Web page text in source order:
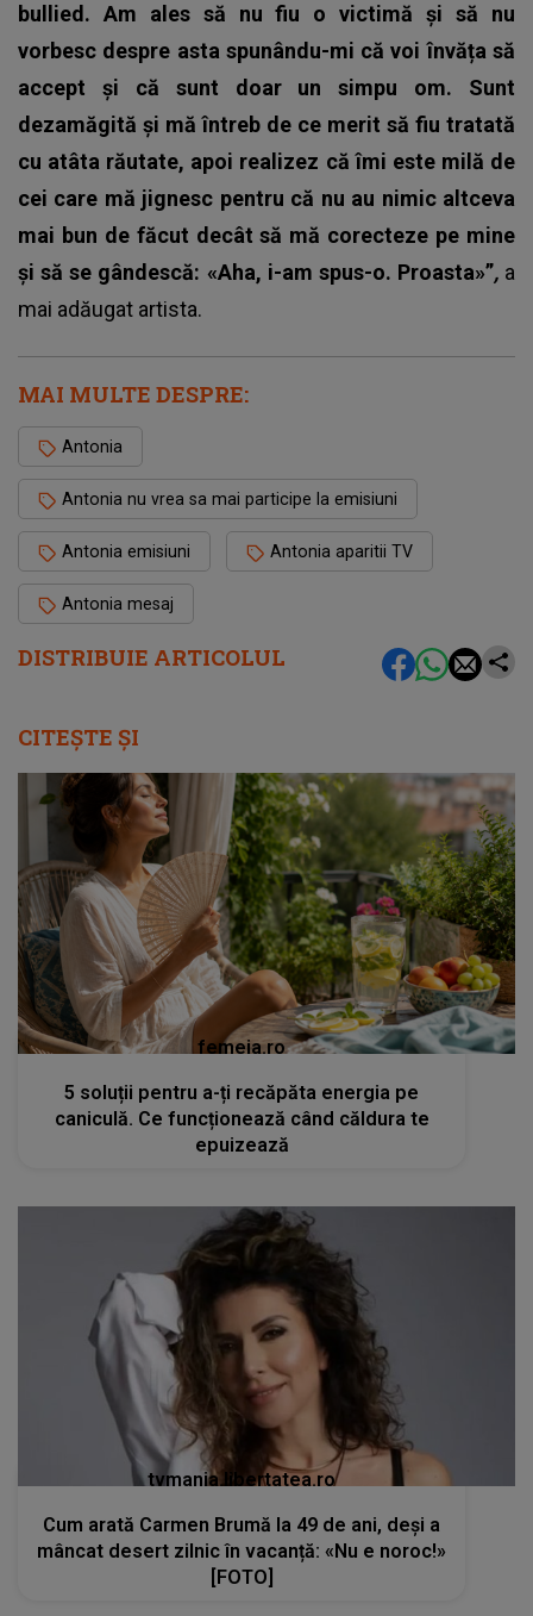
DISTRIBUIE ARTICOLUL
bullied. Am ales să nu fiu o victimă și să nu
vorbesc despre asta spunându-mi că voi învăța să
accept și că sunt doar un simpu om. Sunt
dezamăgită și mă întreb de ce merit să fiu tratată
cu atâta răutate, apoi realizez că îmi este milă de
cei care mă jignesc pentru că nu au nimic altceva
mai bun de făcut decât să mă corecteze pe mine
și să se gândescă: «Aha, i-am spus-o. Proasta»”, a
mai adăugat artista.
MAI MULTE DESPRE:
Antonia
Antonia nu vrea sa mai participe la emisiuni
Antonia emisiuni Antonia aparitii TV
Antonia mesaj
CITEȘTE ȘI
femeia.ro
5 soluții pentru a-ți recăpăta energia pe
caniculă. Ce funcționează când căldura te
epuizează
tvmania.libertatea.ro
Cum arată Carmen Brumă la 49 de ani, deși a
mâncat desert zilnic în vacanță: «Nu e noroc!»
[FOTO]